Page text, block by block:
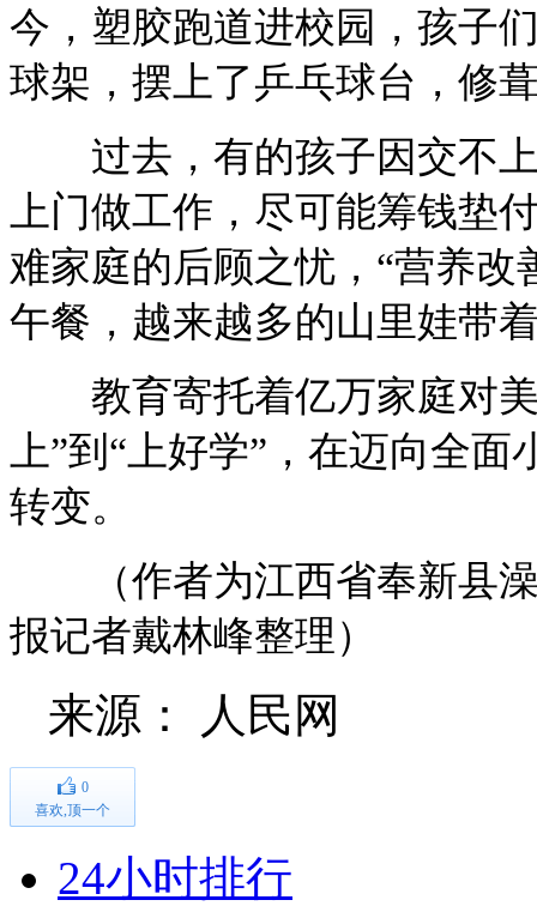
今，塑胶跑道进校园，孩子
球架，摆上了乒乓球台，修
过去，有的孩子因交不上
上门做工作，尽可能筹钱垫
难家庭的后顾之忧，“营养
午餐，越来越多的山里娃带
教育寄托着亿万家庭对美
上”到“上好学”，在迈向全
转变。
（作者为江西省奉新县澡
报记者戴林峰整理）
来源： 人民网
0
喜欢,顶一个
24小时排行